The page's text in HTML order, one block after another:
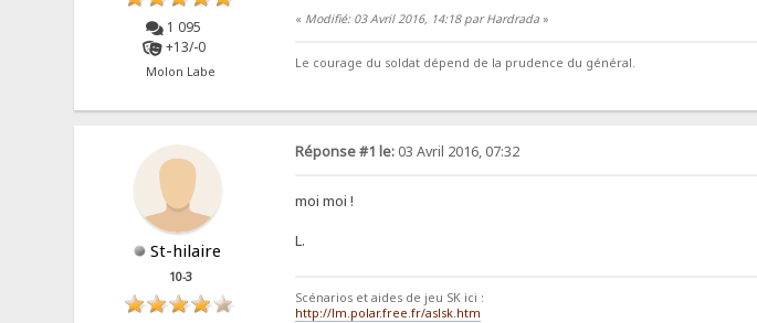
1 095
+13/-0
Molon Labe
« Modifié: 03 Avril 2016, 14:18 par Hardrada»
Le courage du soldat dépend de la prudence du général.
St-hilaire
10-3
Réponse #1 le:03 Avril 2016, 07:32
moi moi !
L.
Scénarios et aides de jeu SK ici :
http://lm.polar.free.fr/aslsk.htm